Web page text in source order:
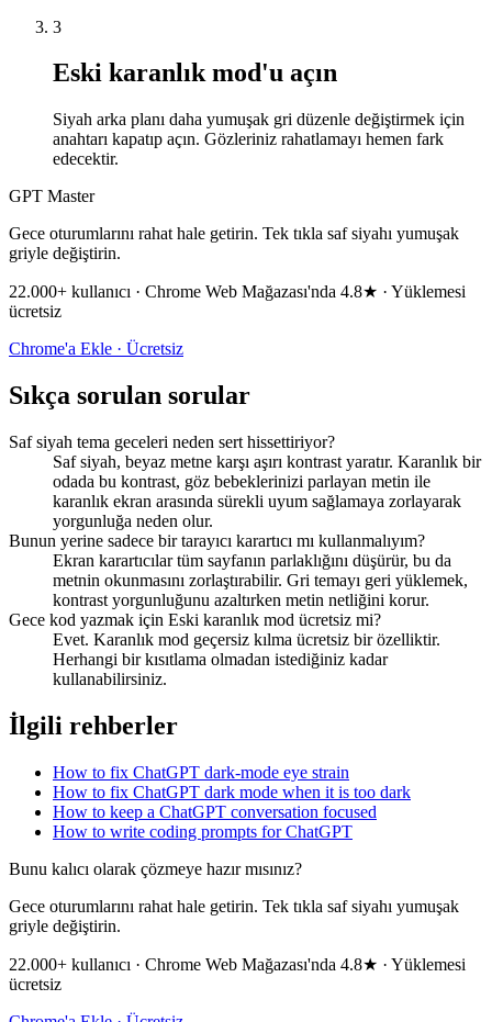
3
Eski karanlık mod'u açın
Siyah arka planı daha yumuşak gri düzenle değiştirmek için
anahtarı kapatıp açın. Gözleriniz rahatlamayı hemen fark
edecektir.
GPT Master
Gece oturumlarını rahat hale getirin. Tek tıkla saf siyahı yumuşak
griyle değiştirin.
22.000+ kullanıcı · Chrome Web Mağazası'nda 4.8★ · Yüklemesi
ücretsiz
Chrome'a Ekle · Ücretsiz
Sıkça sorulan sorular
Saf siyah tema geceleri neden sert hissettiriyor?
Saf siyah, beyaz metne karşı aşırı kontrast yaratır. Karanlık bir
odada bu kontrast, göz bebeklerinizi parlayan metin ile
karanlık ekran arasında sürekli uyum sağlamaya zorlayarak
yorgunluğa neden olur.
Bunun yerine sadece bir tarayıcı karartıcı mı kullanmalıyım?
Ekran karartıcılar tüm sayfanın parlaklığını düşürür, bu da
metnin okunmasını zorlaştırabilir. Gri temayı geri yüklemek,
kontrast yorgunluğunu azaltırken metin netliğini korur.
Gece kod yazmak için Eski karanlık mod ücretsiz mi?
Evet. Karanlık mod geçersiz kılma ücretsiz bir özelliktir.
Herhangi bir kısıtlama olmadan istediğiniz kadar
kullanabilirsiniz.
İlgili rehberler
How to fix ChatGPT dark-mode eye strain
How to fix ChatGPT dark mode when it is too dark
How to keep a ChatGPT conversation focused
How to write coding prompts for ChatGPT
Bunu kalıcı olarak çözmeye hazır mısınız?
Gece oturumlarını rahat hale getirin. Tek tıkla saf siyahı yumuşak
griyle değiştirin.
22.000+ kullanıcı · Chrome Web Mağazası'nda 4.8★ · Yüklemesi
ücretsiz